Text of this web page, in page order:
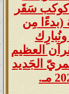
كوكب سَقَر
(بدءًا مِن
لعام 44/ 45)، ونُبارِك
العظيم
الجَديد